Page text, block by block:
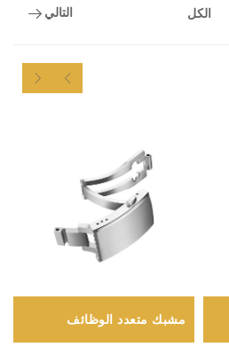
الكل التالي
مشبك متعدد الوظائف